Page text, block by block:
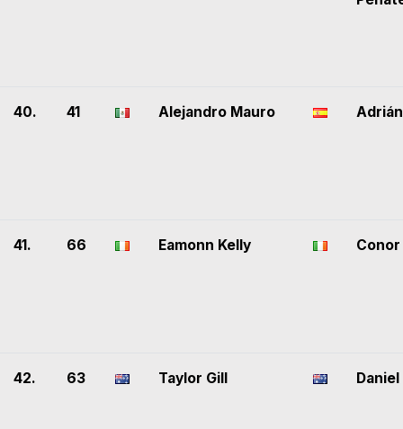
40. 41 Alejandro Mauro
41. 66 Eamonn Kelly
42. 63 Taylor Gill